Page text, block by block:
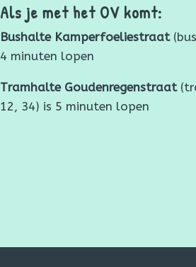
Als je met het OV komt:
Bushalte Kamperfoeliestraat
4 minuten lopen
Tramhalte Goudenregenstraat
12, 34) is 5 minuten lopen